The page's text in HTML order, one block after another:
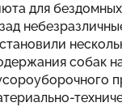
для
собак